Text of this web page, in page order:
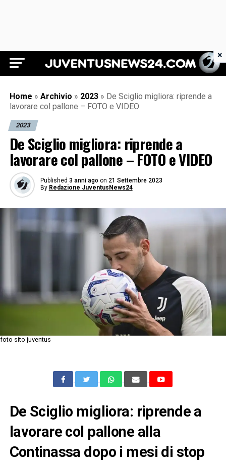
Juventus News 24
Home » Archivio » 2023 » De Sciglio migliora: riprende a
lavorare col pallone – FOTO e VIDEO
2023
De Sciglio migliora: riprende a
lavorare col pallone – FOTO e VIDEO
Published 3 anni ago on 21 Settembre 2023
By Redazione JuventusNews24
foto sito juventus
De Sciglio migliora: riprende a
lavorare col pallone alla
Continassa dopo i mesi di stop
×